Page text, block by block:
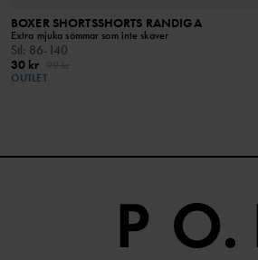
BOXER SHORTSSHORTS RANDIGA
Extra mjuka sömmar som inte skaver
Stl: 86-140
30 kr
OUTLET